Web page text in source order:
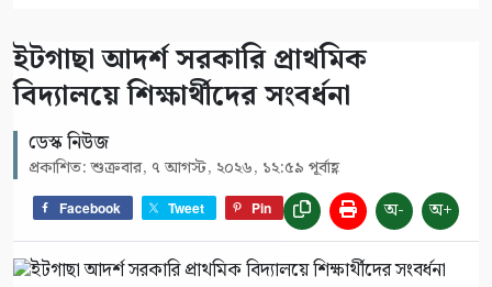
ইটগাছা আদর্শ সরকারি প্রাথমিক
বিদ্যালয়ে শিক্ষার্থীদের সংবর্ধনা
ডেস্ক নিউজ
প্রকাশিত: শুক্রবার, ৭ আগস্ট, ২০২৬, ১২:৫৯ পূর্বাহ্ণ
Facebook Tweet Pin অ- অ+